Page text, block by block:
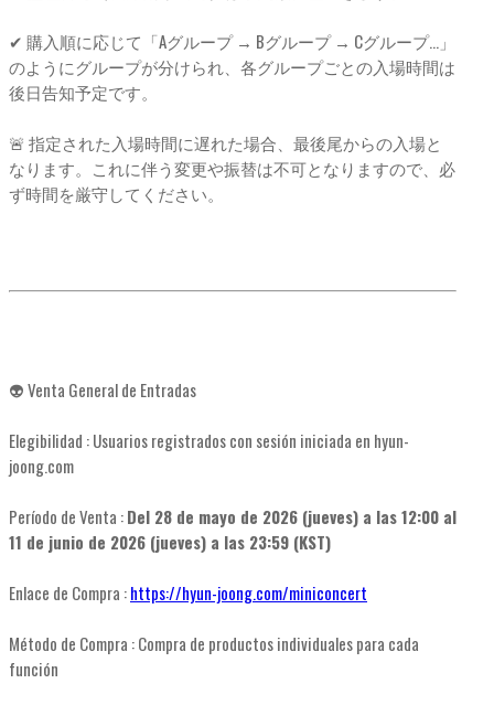
✔ 購入順に応じて「Aグループ → Bグループ → Cグループ...」
のようにグループが分けられ、各グループごとの入場時間は
後日告知予定です。
🚨 指定された入場時間に遅れた場合、最後尾からの入場と
なります。これに伴う変更や振替は不可となりますので、必
ず時間を厳守してください。
👽 Venta General de Entradas
Elegibilidad : Usuarios registrados con sesión iniciada en hyun-
joong.com
Período de Venta :Del 28 de mayo de 2026 (jueves) a las 12:00 al
11 de junio de 2026 (jueves) a las 23:59 (KST)
Enlace de Compra :https://hyun-joong.com/miniconcert
Método de Compra : Compra de productos individuales para cada
función